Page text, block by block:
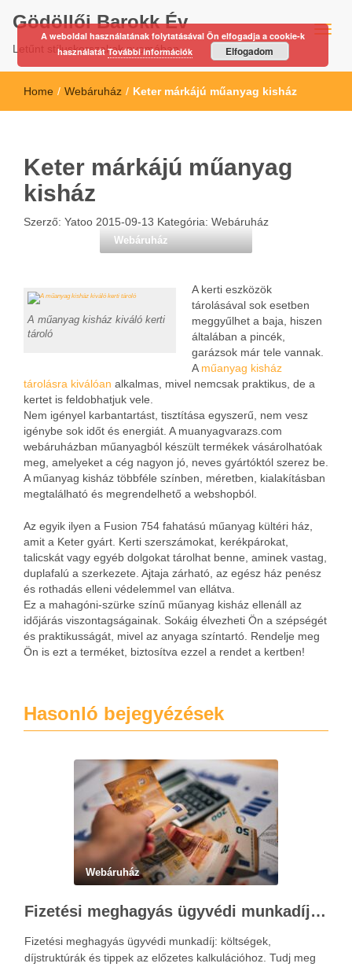
Gödöllői Barokk Év
Letűnt stíluskorszakok nyomában…
Home / Webáruház / Keter márkájú műanyag kisház
Keter márkájú műanyag
kisház
Szerző: Yatoo 2015-09-13 Kategória: Webáruház
Webáruház
A műanyag kisház kiváló kerti
tároló
A kerti eszközök
tárolásával sok esetben
meggyűlhet a baja, hiszen
általában a pincék,
garázsok már tele vannak.
A műanyag kisház
tárolásra kiválóan alkalmas, mivel nemcsak praktikus, de a
kertet is feldobhatjuk vele.
Nem igényel karbantartást, tisztítása egyszerű, nem vesz
igénybe sok időt és energiát. A muanyagvarazs.com
webáruházban műanyagból készült termékek vásárolhatóak
meg, amelyeket a cég nagyon jó, neves gyártóktól szerez be.
A műanyag kisház többféle színben, méretben, kialakításban
megtalálható és megrendelhető a webshopból.
Az egyik ilyen a Fusion 754 fahatású műanyag kültéri ház,
amit a Keter gyárt. Kerti szerszámokat, kerékpárokat,
talicskát vagy egyéb dolgokat tárolhat benne, aminek vastag,
duplafalú a szerkezete. Ajtaja zárható, az egész ház penész
és rothadás elleni védelemmel van ellátva.
Ez a mahagóni-szürke színű műanyag kisház ellenáll az
időjárás viszontagságainak. Sokáig élvezheti Ön a szépségét
és praktikusságát, mivel az anyaga színtartó. Rendelje meg
Ön is ezt a terméket, biztosítva ezzel a rendet a kertben!
Hasonló bejegyézések
Webáruház
Fizetési meghagyás ügyvédi munkadíja: teljes költségvetési útmutató
Fizetési meghagyás ügyvédi munkadíj: költségek,
díjstruktúrák és tippek az előzetes kalkulációhoz. Tudj meg
A weboldal használatának folytatásával Ön elfogadja a cookie-k
használatátTovábbi információk Elfogadom